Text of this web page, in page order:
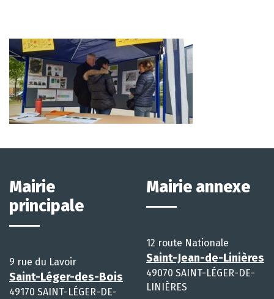
Mairie
principale
9 rue du Lavoir
Saint-Léger-des-Bois
49170 SAINT-LÉGER-DE-
Mairie annexe
12 route Nationale
Saint-Jean-de-Linières
49070 SAINT-LÉGER-DE-
LINIÈRES